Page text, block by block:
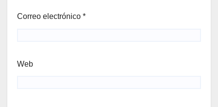
Correo electrónico *
Web